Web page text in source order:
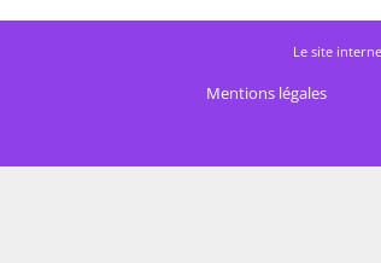
Le site
Mentions légales